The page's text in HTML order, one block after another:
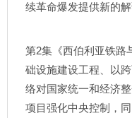
续革命爆发提供新的解
第2集《西伯利亚铁路
础设施建设工程、以
络对国家统一和经济
项目强化中央控制，